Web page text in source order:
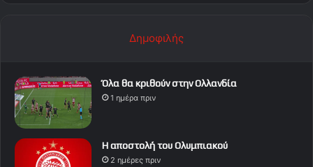
Δημοφιλής
Όλα θα κριθούν στην Ολλανδία
1 ημέρα πριν
Η αποστολή του Ολυμπιακού
2 ημέρες πριν